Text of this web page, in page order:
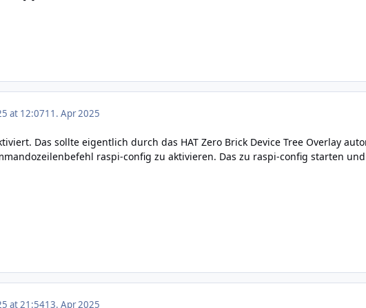
at 12:0711. Apr 2025
Das sollte eigentlich durch das HAT Zero Brick Device Tree Overlay
raspi-config zu aktivieren. Das zu raspi-config starten
at 21:5413. Apr 2025